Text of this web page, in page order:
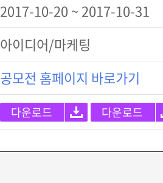
2017-10-20 ~ 2017-10-31
아이디어/마케팅
공모전 홈페이지 바로가기
다운로드 다운로드